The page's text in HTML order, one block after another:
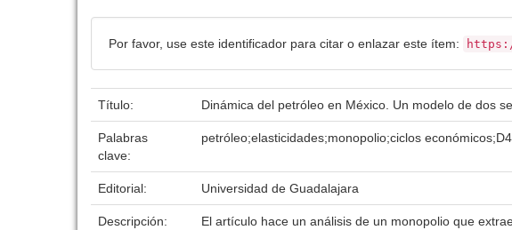
Por favor, use este identificador para citar o enlazar este ítem:
Título: Dinámica del petróleo en México. Un modelo de dos
Palabras
clave:
petróleo;elasticidades;monopolio;ciclos
Editorial: Universidad de Guadalajara
Descripción:
El artículo hace un análisis de un monopolio que